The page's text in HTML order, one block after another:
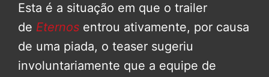
Esta é a situação em que o trailer
de Eternos entrou ativamente, por causa
de uma piada, o teaser sugeriu
involuntariamente que a equipe de